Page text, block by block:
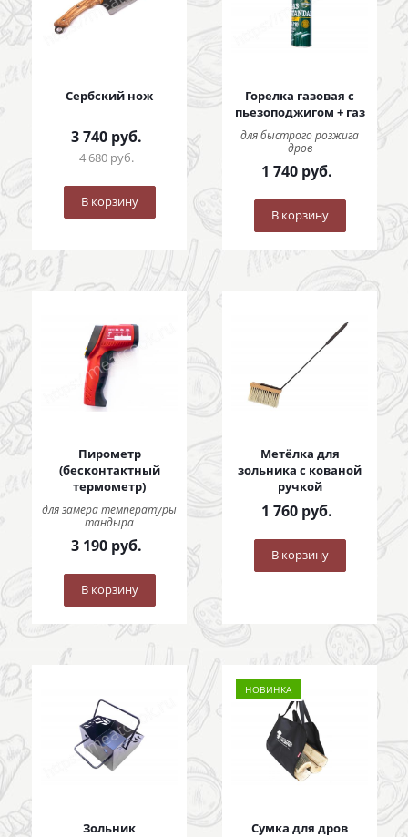
Сербский нож
3 740руб.
4 680руб.
В корзину
Горелка газовая с
пьезоподжигом + газ
для быстрого розжига
дров
1 740руб.
В корзину
Пирометр
(бесконтактный
термометр)
для замера температуры
тандыра
3 190руб.
В корзину
Метёлка для
зольника с кованой
ручкой
1 760руб.
В корзину
Зольник
НОВИНКА
Сумка для дров